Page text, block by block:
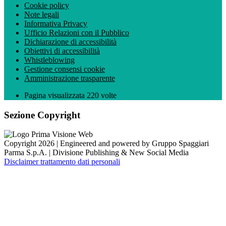
Cookie policy
Note legali
Informativa Privacy
Ufficio Relazioni con il Pubblico
Dichiarazione di accessibilità
Obiettivi di accessibilità
Whistleblowing
Gestione consensi cookie
Amministrazione trasparente
Pagina visualizzata 220 volte
Sezione Copyright
Copyright 2026 | Engineered and powered by Gruppo Spaggiari
Parma S.p.A. | Divisione Publishing & New Social Media
Disclaimer trattamento dati personali